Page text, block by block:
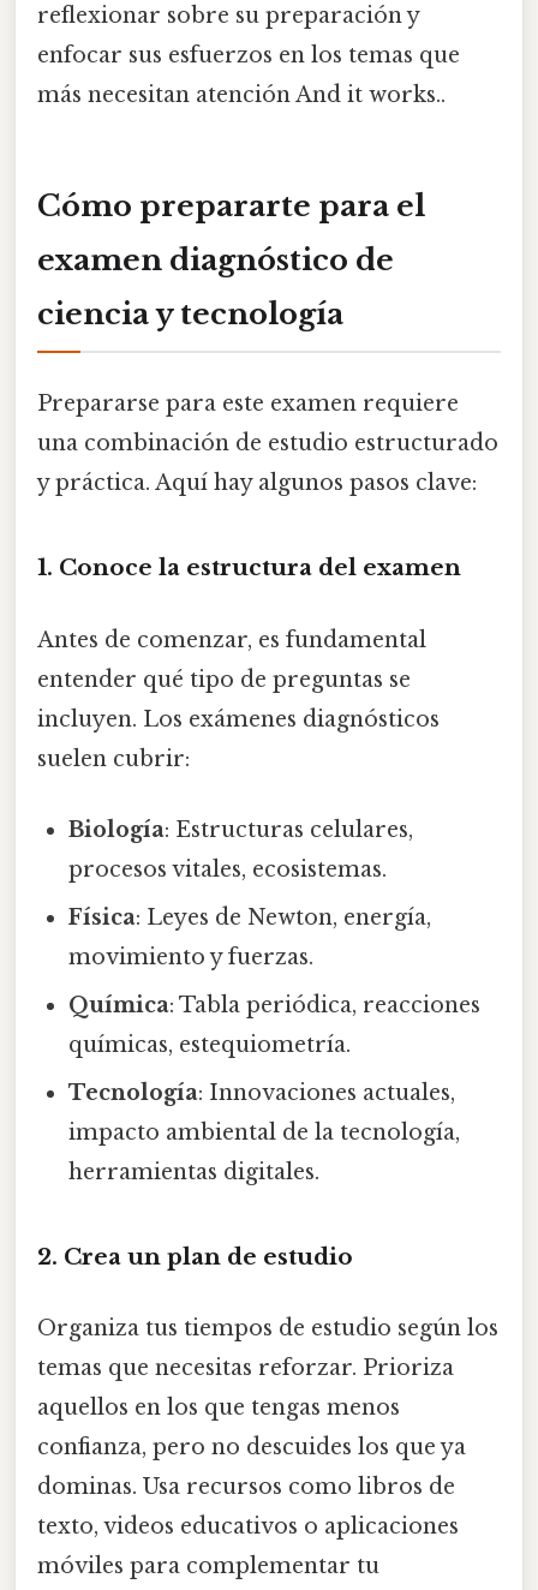
reflexionar sobre su preparación y
enfocar sus esfuerzos en los temas que
más necesitan atención And it works..
Cómo prepararte para el
examen diagnóstico de
ciencia y tecnología
Prepararse para este examen requiere
una combinación de estudio estructurado
y práctica. Aquí hay algunos pasos clave:
1. Conoce la estructura del examen
Antes de comenzar, es fundamental
entender qué tipo de preguntas se
incluyen. Los exámenes diagnósticos
suelen cubrir:
Biología: Estructuras celulares,
procesos vitales, ecosistemas.
Física: Leyes de Newton, energía,
movimiento y fuerzas.
Química: Tabla periódica, reacciones
químicas, estequiometría.
Tecnología: Innovaciones actuales,
impacto ambiental de la tecnología,
herramientas digitales.
2. Crea un plan de estudio
Organiza tus tiempos de estudio según los
temas que necesitas reforzar. Prioriza
aquellos en los que tengas menos
confianza, pero no descuides los que ya
dominas. Usa recursos como libros de
texto, videos educativos o aplicaciones
móviles para complementar tu